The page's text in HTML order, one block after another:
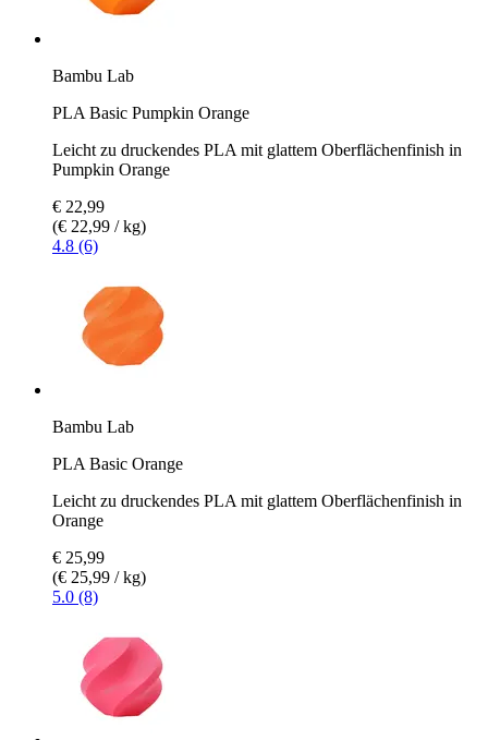
Bambu Lab
PLA Basic Pumpkin Orange
Leicht zu druckendes PLA mit glattem Oberflächenfinish in
Pumpkin Orange
€ 22,99
(€ 22,99 / kg)
4.8 (6)
Bambu Lab
PLA Basic Orange
Leicht zu druckendes PLA mit glattem Oberflächenfinish in
Orange
€ 25,99
(€ 25,99 / kg)
5.0 (8)